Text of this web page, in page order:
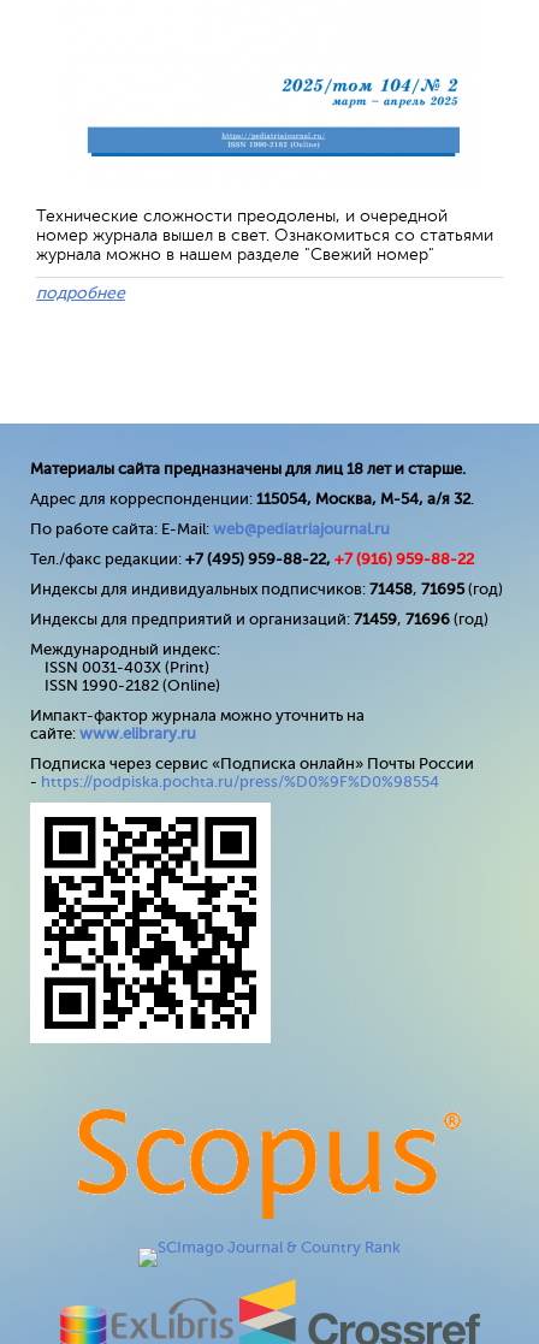
Технические сложности преодолены, и очередной
номер журнала вышел в свет. Ознакомиться со статьями
журнала можно в нашем разделе "Свежий номер"
подробнее
Материалы сайта предназначены для лиц 18 лет и старше.
Адрес для корреспонденции: 115054, Москва, М-54, а/я 32.
По работе сайта: E-Mail: web@pediatriajournal.ru
Тел./факс редакции: +7 (495) 959-88-22, +7 (916) 959-88-22
Индексы для индивидуальных подписчиков: 71458, 71695(год)
Индексы для предприятий и организаций: 71459, 71696 (год)
Международный индекс:
ISSN 0031-403X (Print)
ISSN 1990-2182 (Online)
Импакт-фактор журнала можно уточнить на
сайте: www.elibrary.ru
Подписка через сервис «Подписка онлайн» Почты России
- https://podpiska.pochta.ru/press/%D0%9F%D0%98554